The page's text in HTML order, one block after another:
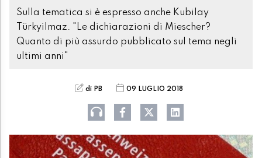
Sulla tematica si è espresso anche Kubilay
Türkyilmaz. "Le dichiarazioni di Miescher?
Quanto di più assurdo pubblicato sul tema negli
ultimi anni"
di PB 09 LUGLIO 2018